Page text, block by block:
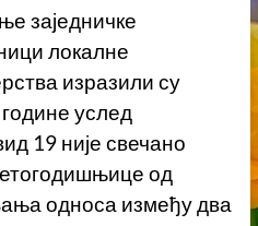
заједничке
локалне
изразили су
услед
19 није свечано
од
односа између два